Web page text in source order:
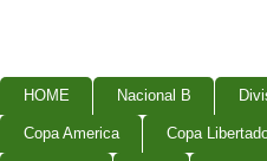
HOME Nacional B
Copa America Copa